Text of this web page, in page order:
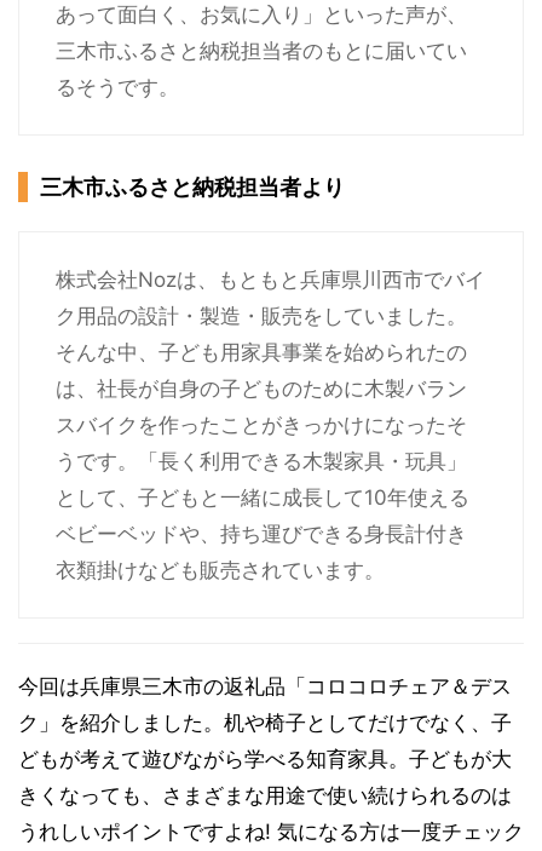
あって面白く、お気に入り」といった声が、
三木市ふるさと納税担当者のもとに届いてい
るそうです。
三木市ふるさと納税担当者より
株式会社Nozは、もともと兵庫県川西市でバイ
ク用品の設計・製造・販売をしていました。
そんな中、子ども用家具事業を始められたの
は、社長が自身の子どものために木製バラン
スバイクを作ったことがきっかけになったそ
うです。「長く利用できる木製家具・玩具」
として、子どもと一緒に成長して10年使える
ベビーベッドや、持ち運びできる身長計付き
衣類掛けなども販売されています。
今回は兵庫県三木市の返礼品「コロコロチェア＆デス
ク」を紹介しました。机や椅子としてだけでなく、子
どもが考えて遊びながら学べる知育家具。子どもが大
きくなっても、さまざまな用途で使い続けられるのは
うれしいポイントですよね! 気になる方は一度チェック